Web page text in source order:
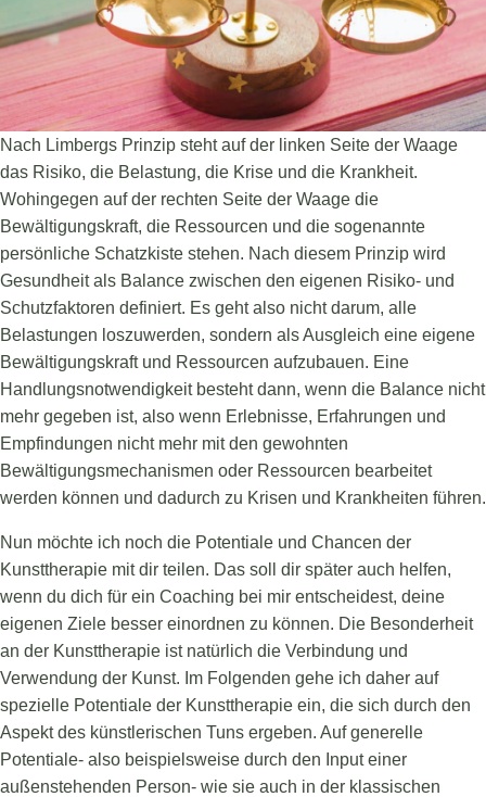
Nach Limbergs Prinzip steht auf der linken Seite der Waage
das Risiko, die Belastung, die Krise und die Krankheit.
Wohingegen auf der rechten Seite der Waage die
Bewältigungskraft, die Ressourcen und die sogenannte
persönliche Schatzkiste stehen. Nach diesem Prinzip wird
Gesundheit als Balance zwischen den eigenen Risiko- und
Schutzfaktoren definiert. Es geht also nicht darum, alle
Belastungen loszuwerden, sondern als Ausgleich eine eigene
Bewältigungskraft und Ressourcen aufzubauen. Eine
Handlungsnotwendigkeit besteht dann, wenn die Balance nicht
mehr gegeben ist, also wenn Erlebnisse, Erfahrungen und
Empfindungen nicht mehr mit den gewohnten
Bewältigungsmechanismen oder Ressourcen bearbeitet
werden können und dadurch zu Krisen und Krankheiten führen.
Nun möchte ich noch die Potentiale und Chancen der
Kunsttherapie mit dir teilen. Das soll dir später auch helfen,
wenn du dich für ein Coaching bei mir entscheidest, deine
eigenen Ziele besser einordnen zu können. Die Besonderheit
an der Kunsttherapie ist natürlich die Verbindung und
Verwendung der Kunst. Im Folgenden gehe ich daher auf
spezielle Potentiale der Kunsttherapie ein, die sich durch den
Aspekt des künstlerischen Tuns ergeben. Auf generelle
Potentiale- also beispielsweise durch den Input einer
außenstehenden Person- wie sie auch in der klassischen